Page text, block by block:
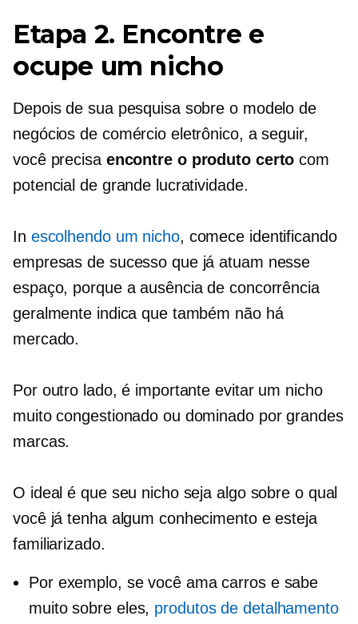
Etapa 2. Encontre e
ocupe um nicho
Depois de sua pesquisa sobre o modelo de
negócios de comércio eletrônico, a seguir,
você precisa encontre o produto certo com
potencial de grande lucratividade.
In escolhendo um nicho, comece identificando
empresas de sucesso que já atuam nesse
espaço, porque a ausência de concorrência
geralmente indica que também não há
mercado.
Por outro lado, é importante evitar um nicho
muito congestionado ou dominado por grandes
marcas.
O ideal é que seu nicho seja algo sobre o qual
você já tenha algum conhecimento e esteja
familiarizado.
Por exemplo, se você ama carros e sabe
muito sobre eles, produtos de detalhamento